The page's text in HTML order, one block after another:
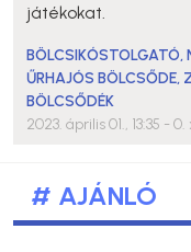
játékokat.
BÖLCSIKÓSTOLGATÓ,
ŰRHAJÓS BÖLCSŐDE,
BÖLCSŐDÉK
2023. április 01., 13:35 - 0.
# AJÁNLÓ